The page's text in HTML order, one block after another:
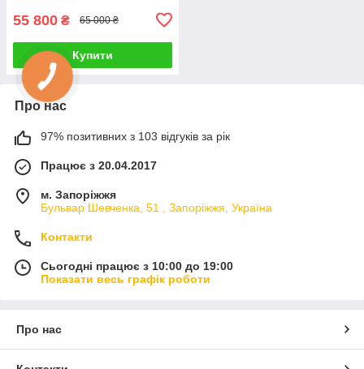
55 800 ₴ 65 000 ₴
Купити
Про нас
97% позитивних з 103 відгуків за рік
Працює з 20.04.2017
м. Запоріжжя
Бульвар Шевченка, 51 , Запоріжжя, Україна
Контакти
Сьогодні працює з 10:00 до 19:00
Показати весь графік роботи
Про нас